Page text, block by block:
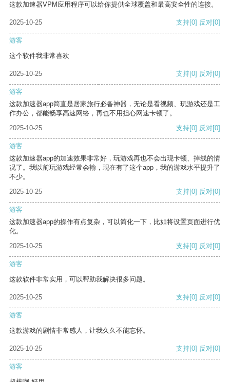
这款加速器VPM应用程序可以给你提供全球覆盖和最高安全性的连接。
2025-10-25 支持[0] 反对[0]
游客
这个软件我非常喜欢
2025-10-25 支持[0] 反对[0]
游客
这款加速器app简直是居家旅行必备神器，无论是看视频、玩游戏还是工
作办公，都能畅享高速网络，再也不用担心网速卡顿了。
2025-10-25
支持[0] 反对[0]
游客
这款加速器app的加速效果非常好，玩游戏再也不会出现卡顿、掉线的情
况了。我以前玩游戏经常会输，现在有了这个app，我的游戏水平提升了
不少。
2025-10-25
支持[0] 反对[0]
游客
这款加速器app的操作有点复杂，可以简化一下，比如将设置页面进行优
化。
2025-10-25
支持[0] 反对[0]
游客
这款软件非常实用，可以帮助我解决很多问题。
2025-10-25 支持[0] 反对[0]
游客
这款游戏的剧情非常感人，让我久久不能忘怀。
2025-10-25 支持[0] 反对[0]
游客